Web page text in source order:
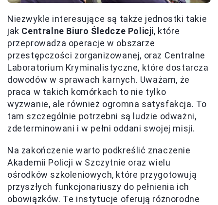
Niezwykle interesujące są także jednostki takie
jak Centralne Biuro Śledcze Policji, które
przeprowadza operacje w obszarze
przestępczości zorganizowanej, oraz Centralne
Laboratorium Kryminalistyczne, które dostarcza
dowodów w sprawach karnych. Uważam, że
praca w takich komórkach to nie tylko
wyzwanie, ale również ogromna satysfakcja. To
tam szczególnie potrzebni są ludzie odważni,
zdeterminowani i w pełni oddani swojej misji.
Na zakończenie warto podkreślić znaczenie
Akademii Policji w Szczytnie oraz wielu
ośrodków szkoleniowych, które przygotowują
przyszłych funkcjonariuszy do pełnienia ich
obowiązków. Te instytucje oferują różnorodne